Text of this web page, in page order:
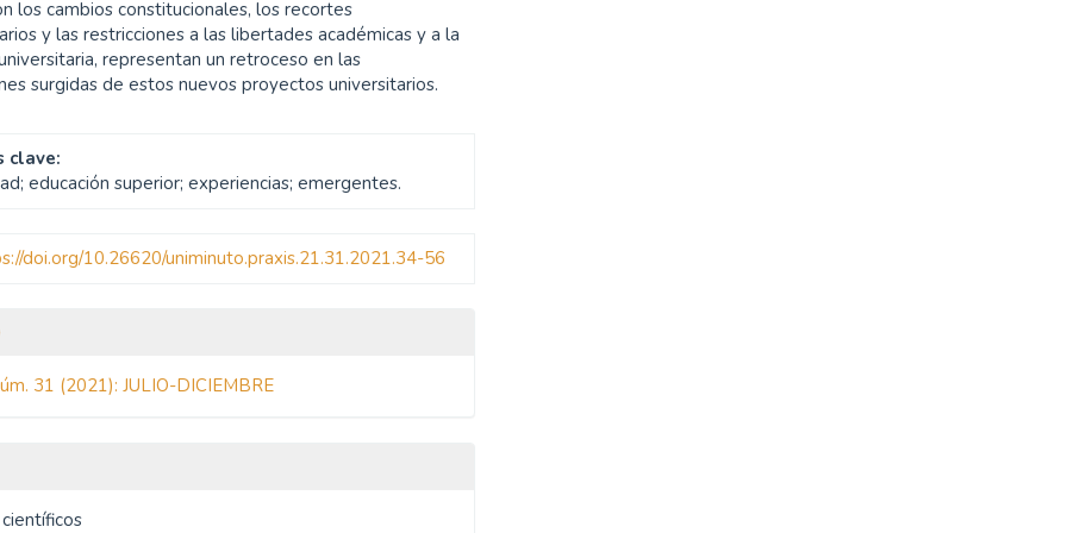
los cambios constitucionales, los recortes
y las restricciones a las libertades académicas y a la
representan un retroceso en las
surgidas de estos nuevos proyectos universitarios.
clave:
educación superior; experiencias; emergentes.
doi.org/10.26620/uniminuto.praxis.21.31.2021.34-56
31 (2021): JULIO-DICIEMBRE